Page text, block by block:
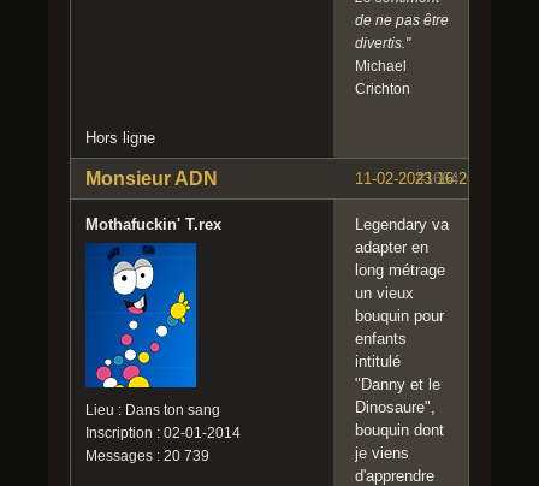
de ne pas être
divertis."
Michael
Crichton
Hors ligne
#1664
11-02-2023 16:26:51
Monsieur ADN
Mothafuckin' T.rex
Lieu : Dans ton sang
Inscription : 02-01-2014
Messages : 20 739
Legendary va
adapter en
long métrage
un vieux
bouquin pour
enfants
intitulé
"Danny et le
Dinosaure",
bouquin dont
je viens
d'apprendre